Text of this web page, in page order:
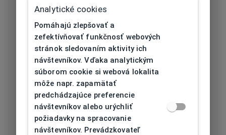
[mm]
Výška očnice
[mm]
41
Dĺžka stranice
139
Typ nosníka Plast
Prehnutie
5
Analytické cookies
Pomáhajú zlepšovať a
zefektívňovať funkčnosť webových
stránok sledovaním aktivity ich
návštevníkov. Vďaka analytickým
súborom cookie si webová lokalita
môže napr. zapamätať
predchádzajúce preferencie
návštevníkov alebo urýchliť
požiadavky na spracovanie
návštevníkov. Prevádzkovateľ